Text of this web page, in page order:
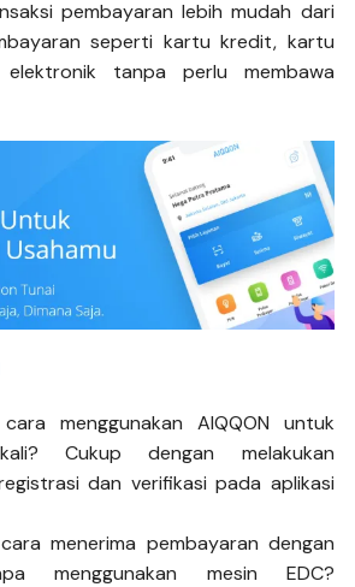
pembayaran lebih mudah dari
seperti kartu kredit, kartu
tanpa perlu membawa
cara menggunakan AIQQON untuk
Cukup dengan melakukan
dan verifikasi pada aplikasi
menerima pembayaran dengan
menggunakan mesin EDC?